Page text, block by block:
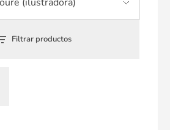
Filtrar productos